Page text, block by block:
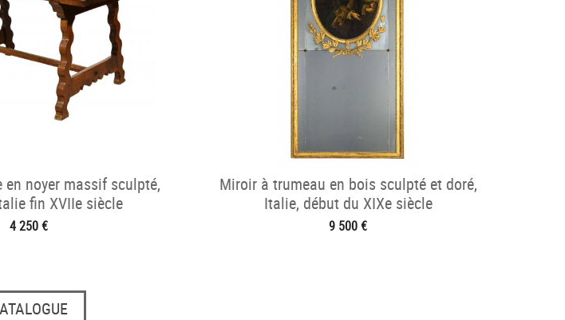
en noyer massif sculpté,
fin XVIIe siècle
4 250 €
Miroir à trumeau en bois sculpté et doré,
Italie, début du XIXe siècle
9 500 €